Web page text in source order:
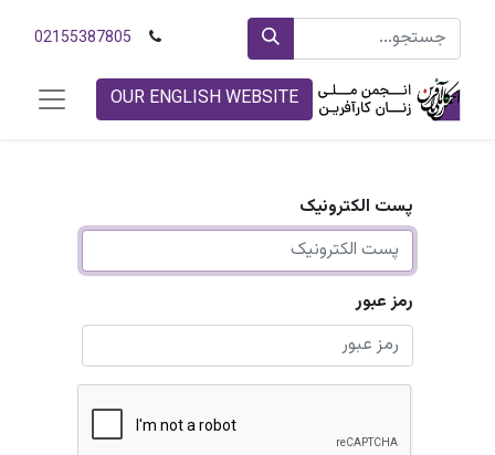
02155387805
OUR ENGLISH WEBSITE
پست الکترونیک
رمز عبور